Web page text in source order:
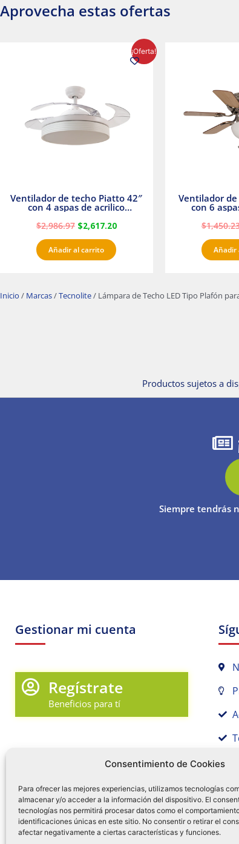
Consentimiento de Cookies
Para ofrecer las mejores experiencias, utilizamos tecnologías
almacenar y/o acceder a la información del dispositivo. El
tecnologías nos permitirá procesar datos como el
identificaciones únicas en este sitio. No consentir o retirar el
afectar negativamente a ciertas características y funciones.
Aprovecha estas ofertas
¡Oferta!
Ventilador de techo Piatto 42″
con 4 aspas de acrilico
$2,986.97
$2,986.97.
$2,617.20
precio
actual
Añadir al carrito
Ventilador
con 6
$
Añadir
Inicio / Marcas/Tecnolite/ Lámpara de Techo LED Tipo Plafón
Productos sujetos a
Siempre tendrás
Gestionar mi cuenta
Regístrate
Beneficios para tí
Mi Cuenta en Tamex
Mis Favoritos